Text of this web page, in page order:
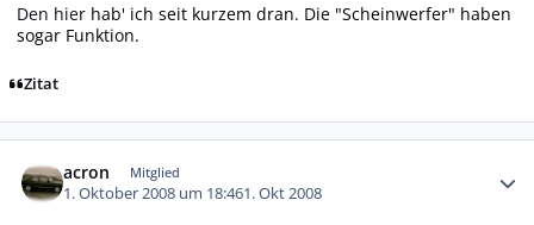
Den hier hab' ich seit kurzem dran. Die "Scheinwerfer" haben
sogar Funktion.
Zitat
acron Mitglied
1. Oktober 2008 um 18:461. Okt 2008